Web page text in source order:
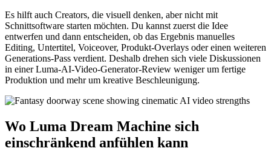
Es hilft auch Creators, die visuell denken, aber nicht mit
Schnittsoftware starten möchten. Du kannst zuerst die Idee
entwerfen und dann entscheiden, ob das Ergebnis manuelles
Editing, Untertitel, Voiceover, Produkt-Overlays oder einen weiteren
Generations-Pass verdient. Deshalb drehen sich viele Diskussionen
in einer Luma-AI-Video-Generator-Review weniger um fertige
Produktion und mehr um kreative Beschleunigung.
Wo Luma Dream Machine sich
einschränkend anfühlen kann